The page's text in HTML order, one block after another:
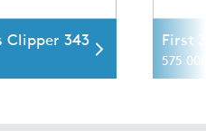
Clipper 343 First
575